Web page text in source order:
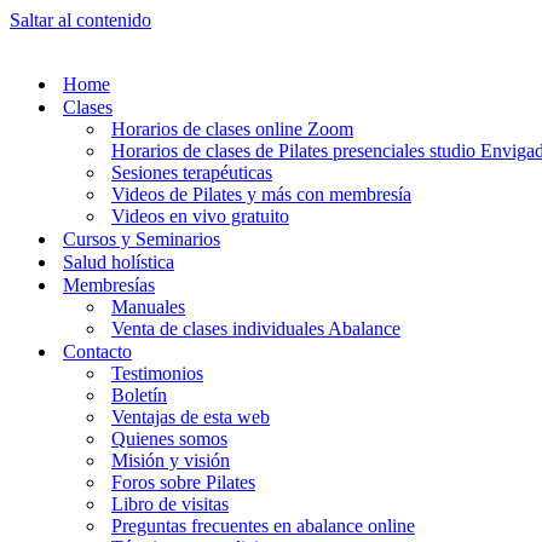
Saltar al contenido
Home
Clases
Horarios de clases online Zoom
Horarios de clases de Pilates presenciales studio
Sesiones terapéuticas
Videos de Pilates y más con membresía
Videos en vivo gratuito
Cursos y Seminarios
Salud holística
Membresías
Manuales
Venta de clases individuales Abalance
Contacto
Testimonios
Boletín
Ventajas de esta web
Quienes somos
Misión y visión
Foros sobre Pilates
Libro de visitas
Preguntas frecuentes en abalance online